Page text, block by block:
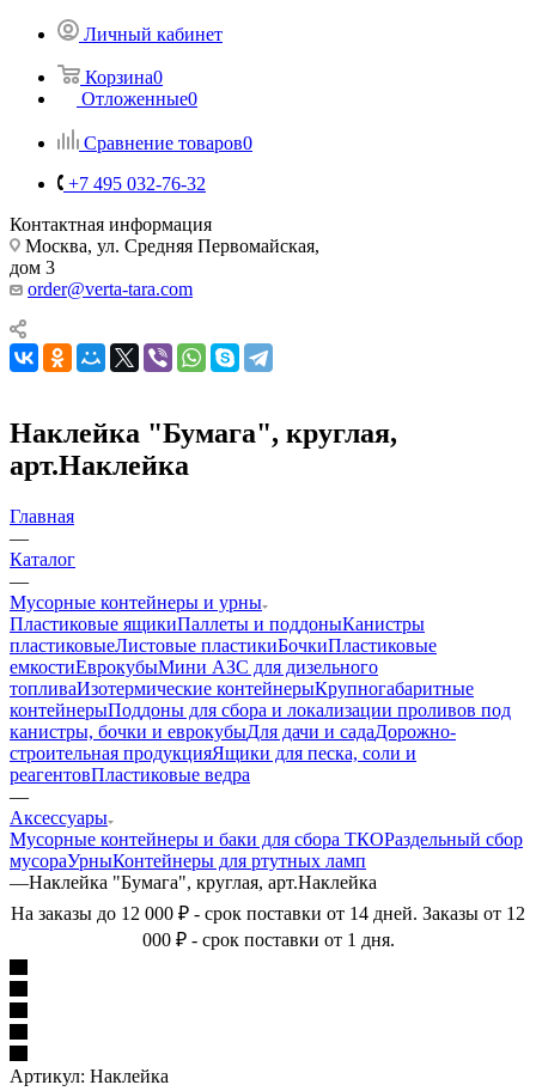
Личный кабинет
Корзина0
Отложенные0
Сравнение товаров0
+7 495 032-76-32
Контактная информация
Москва, ул. Средняя Первомайская,
дом 3
order@verta-tara.com
Наклейка "Бумага", круглая,
арт.Наклейка
Главная
—
Каталог
—
Мусорные контейнеры и урны
Пластиковые ящикиПаллеты и поддоныКанистры
пластиковыеЛистовые пластикиБочкиПластиковые
емкостиЕврокубыМини АЗС для дизельного
топливаИзотермические контейнерыКрупногабаритные
контейнерыПоддоны для сбора и локализации проливов под
канистры, бочки и еврокубыДля дачи и садаДорожно-
строительная продукцияЯщики для песка, соли и
реагентовПластиковые ведра
—
Аксессуары
Мусорные контейнеры и баки для сбора ТКОРаздельный сбор
мусораУрныКонтейнеры для ртутных ламп
—Наклейка "Бумага", круглая, арт.Наклейка
На заказы до 12 000 ₽ - срок поставки от 14 дней. Заказы от 12
000 ₽ - срок поставки от 1 дня.
Артикул: Наклейка